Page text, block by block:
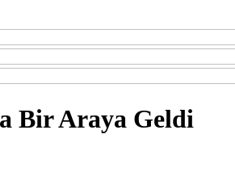
Bir Araya Geldi